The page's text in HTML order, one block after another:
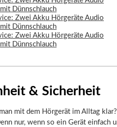
& Sicherheit
mit dem Hörgerät im Alltag
nur, wenn so ein Gerät einfach